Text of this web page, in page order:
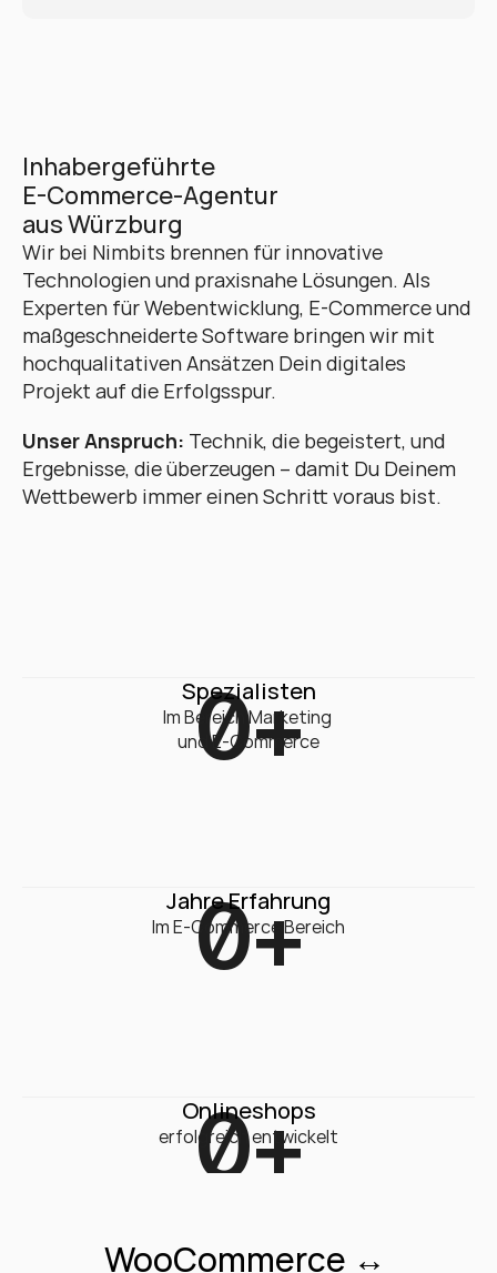
Inhabergeführte
E-Commerce-Agentur
aus Würzburg
Wir bei Nimbits brennen für innovative
Technologien und praxisnahe Lösungen. Als
Experten für Webentwicklung, E-Commerce und
maßgeschneiderte Software bringen wir mit
hochqualitativen Ansätzen Dein digitales
Projekt auf die Erfolgsspur.
Unser Anspruch: Technik, die begeistert, und
Ergebnisse, die überzeugen – damit Du Deinem
Wettbewerb immer einen Schritt voraus bist.
0+
Spezialisten
Im Bereich Marketing
und E-Commerce
0+
Jahre Erfahrung
Im E-Commerce Bereich
0+
Onlineshops
erfolgreich entwickelt
WooCommerce ↔